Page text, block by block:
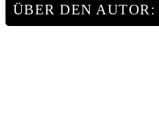
ÜBER DEN AUTOR: